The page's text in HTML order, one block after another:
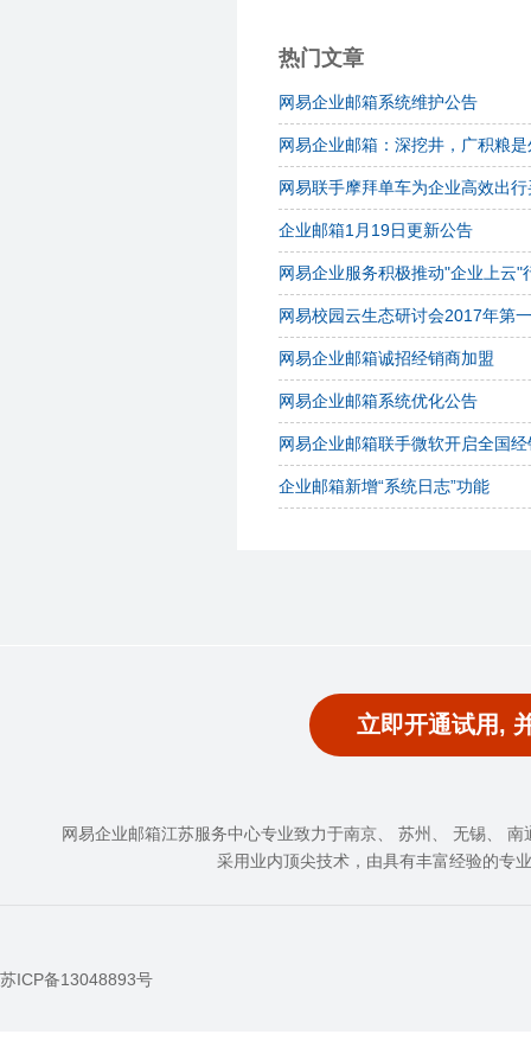
热门文章
网易企业邮箱系统维护公告
网易企业邮箱：深挖井，广积粮
网易联手摩拜单车为企业高效出
企业邮箱1月19日更新公告
网易企业服务积极推动"企业上云"
网易校园云生态研讨会2017年第
网易企业邮箱诚招经销商加盟
网易企业邮箱系统优化公告
网易企业邮箱联手微软开启全国
企业邮箱新增“系统日志”功能
立即开通试用,
网易企业邮箱江苏服务中心专业致力于南京、 苏州、 无锡、
采用业内顶尖技术，由具有丰富经验的专
苏ICP备13048893号